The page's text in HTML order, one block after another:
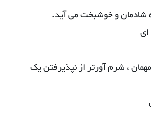
شادمان و خوشبخت می آید.
، شرم آورتر از نپذیرفتن یک